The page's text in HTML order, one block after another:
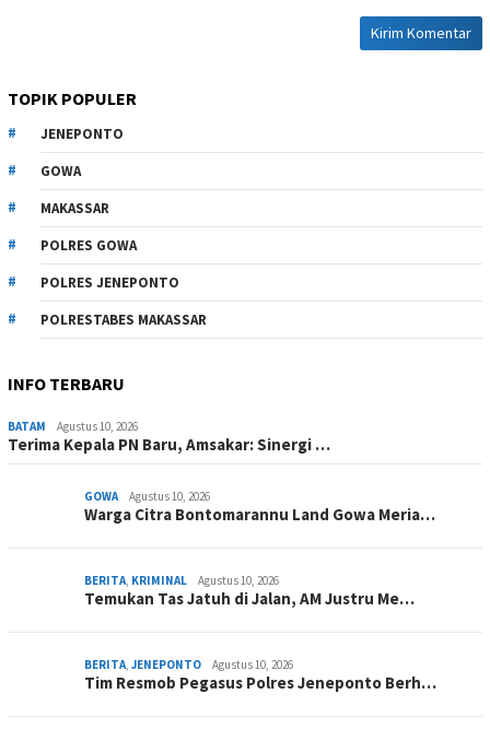
TOPIK POPULER
JENEPONTO
GOWA
MAKASSAR
POLRES GOWA
POLRES JENEPONTO
POLRESTABES MAKASSAR
INFO TERBARU
BATAM Agustus 10, 2026
Terima Kepala PN Baru, Amsakar: Sinergi …
GOWA Agustus 10, 2026
Warga Citra Bontomarannu Land Gowa Meria…
BERITA, KRIMINAL Agustus 10, 2026
Temukan Tas Jatuh di Jalan, AM Justru Me…
BERITA, JENEPONTO Agustus 10, 2026
Tim Resmob Pegasus Polres Jeneponto Berh…